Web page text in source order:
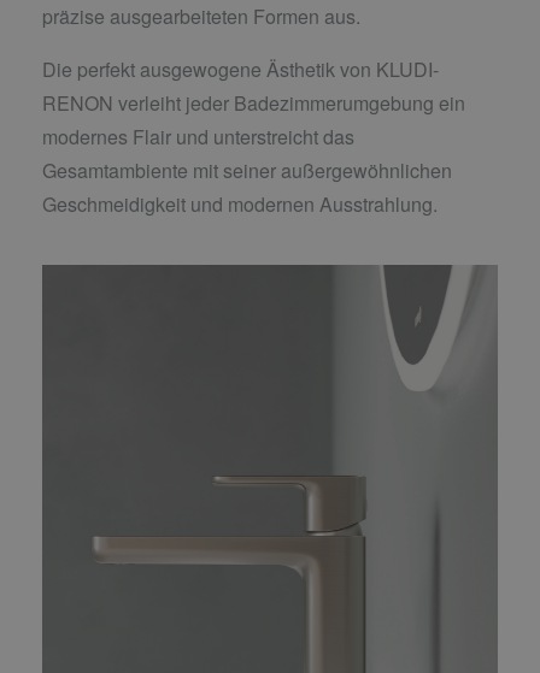
präzise ausgearbeiteten Formen aus.
Die perfekt ausgewogene Ästhetik von KLUDI-
RENON verleiht jeder Badezimmerumgebung ein
modernes Flair und unterstreicht das
Gesamtambiente mit seiner außergewöhnlichen
Geschmeidigkeit und modernen Ausstrahlung.